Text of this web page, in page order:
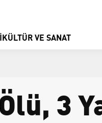
KÜLTÜR VE SANAT
3